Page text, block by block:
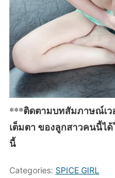
***ติดตามบทสัมภาษณ์เว
เต็มตา ของลูกสาวคนนี้ไ
นี้
Categories: SPICE GIRL